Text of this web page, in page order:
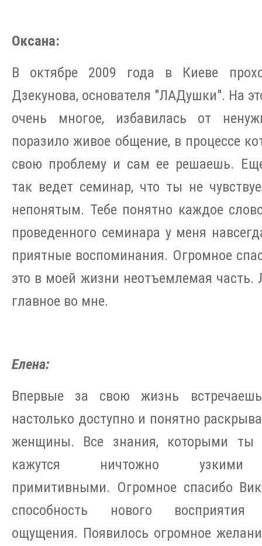
Оксана:
В октябре 2009 года в Киеве
Дзекунова, основателя "ЛАДушки". На
очень многое, избавилась от
поразило живое общение, в процессе
свою проблему и сам ее решаешь.
так ведет семинар, что ты не
непонятым. Тебе понятно каждое
проведенного семинара у меня
приятные воспоминания. Огромное
это в моей жизни неотъемлемая часть.
главное во мне.
Елена:
Впервые за свою жизнь
настолько доступно и понятно
женщины. Все знания, которыми ты
кажутся ничтожно
примитивными. Огромное спасибо
способность нового
ощущения. Появилось огромное